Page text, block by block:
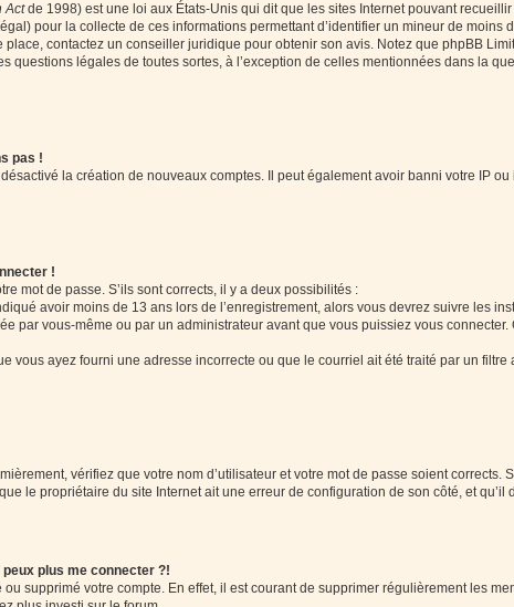
Actde 1998) est une loi aux États-Unis qui dit que les sites Internet pouvant
pour la collecte de ces informations permettant d’identifier un mineur de moins
place, contactez un conseiller juridique pour obtenir son avis. Notez que phpBB
questions légales de toutes sortes, à l’exception de celles mentionnées dans la
pas !
désactivé la création de nouveaux comptes. Il peut également avoir banni votre IP
!
mot de passe. S’ils sont corrects, il y a deux possibilités :
avoir moins de 13 ans lors de l’enregistrement, alors vous devrez suivre les
par vous-même ou par un administrateur avant que vous puissiez vous
vous ayez fourni une adresse incorrecte ou que le courriel ait été traité par un
vérifiez que votre nom d’utilisateur et votre mot de passe soient corrects.
le propriétaire du site Internet ait une erreur de configuration de son côté, et qu’il
plus me connecter ?!
ou supprimé votre compte. En effet, il est courant de supprimer régulièrement les